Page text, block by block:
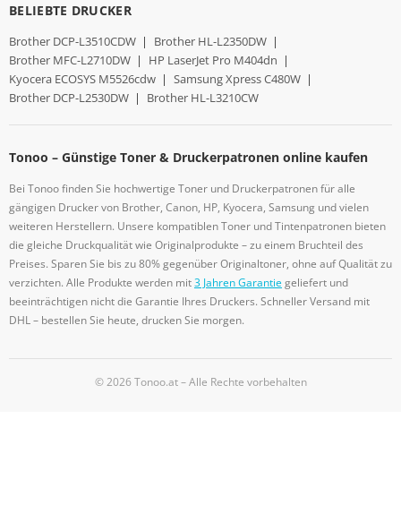
BELIEBTE DRUCKER
Brother DCP-L3510CDW | Brother HL-L2350DW |
Brother MFC-L2710DW | HP LaserJet Pro M404dn |
Kyocera ECOSYS M5526cdw | Samsung Xpress C480W |
Brother DCP-L2530DW | Brother HL-L3210CW
Tonoo – Günstige Toner & Druckerpatronen online kaufen
Bei Tonoo finden Sie hochwertige Toner und Druckerpatronen für alle
gängigen Drucker von Brother, Canon, HP, Kyocera, Samsung und vielen
weiteren Herstellern. Unsere kompatiblen Toner und Tintenpatronen bieten
die gleiche Druckqualität wie Originalprodukte – zu einem Bruchteil des
Preises. Sparen Sie bis zu 80% gegenüber Originaltoner, ohne auf Qualität zu
verzichten. Alle Produkte werden mit3 Jahren Garantiegeliefert und
beeinträchtigen nicht die Garantie Ihres Druckers. Schneller Versand mit
DHL – bestellen Sie heute, drucken Sie morgen.
© 2026 Tonoo.at – Alle Rechte vorbehalten